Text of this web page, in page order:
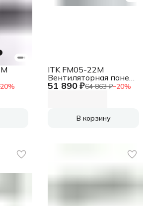
20%
вент.
51 890 ₽64 863 ₽−20%
ITK FM05-22M
Вентиляторная панель
с выключателем и
В корзину